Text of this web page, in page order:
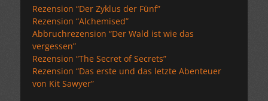
Rezension “Der Zyklus der Fünf”
Rezension “Alchemised”
Abbruchrezension “Der Wald ist wie das
vergessen”
Rezension “The Secret of Secrets”
Rezension “Das erste und das letzte Abenteuer
von Kit Sawyer”